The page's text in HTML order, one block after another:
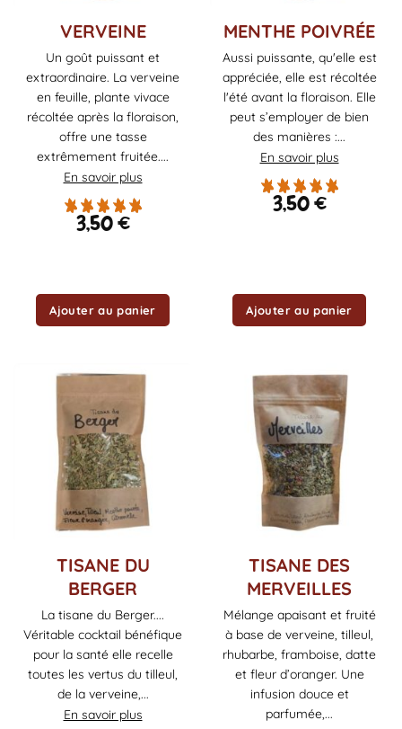
VERVEINE
Un goût puissant et
extraordinaire. La verveine
en feuille, plante vivace
récoltée après la floraison,
offre une tasse
extrêmement fruitée....
En savoir plus
3,50€
Ajouter au panier
MENTHE POIVRÉE
Aussi puissante, qu'elle est
appréciée, elle est récoltée
l'été avant la floraison. Elle
peut s’employer de bien
des manières :...
En savoir plus
3,50€
Ajouter au panier
TISANE DU
BERGER
La tisane du Berger....
Véritable cocktail bénéfique
pour la santé elle recelle
toutes les vertus du tilleul,
de la verveine,...
En savoir plus
TISANE DES
MERVEILLES
Mélange apaisant et fruité
à base de verveine, tilleul,
rhubarbe, framboise, datte
et fleur d’oranger. Une
infusion douce et
parfumée,...